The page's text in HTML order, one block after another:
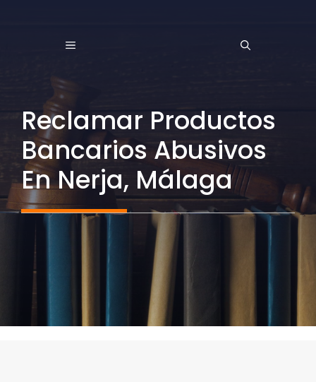
MENÚ
Reclamar Productos
Bancarios Abusivos
En Nerja, Málaga